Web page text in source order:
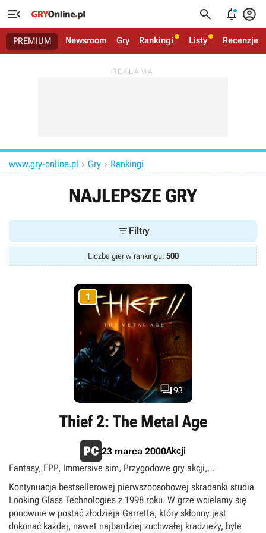
   
PREMIUM Newsroom Gry Rankingi Listy Recenzje
www.gry-online.pl  Gry  Rankingi
NAJLEPSZE GRY
 Filtry
Liczba gier w rankingu: 500
1
93
Thief 2: The Metal Age
23 marca 2000Akcji
Fantasy, FPP, Immersive sim, Przygodowe gry akcji,
Singleplayer, Skradanki, Steampunk
Kontynuacja bestsellerowej pierwszoosobowej skradanki studia
Looking Glass Technologies z 1998 roku. W grze wcielamy się
ponownie w postać złodzieja Garretta, który skłonny jest
dokonać każdej, nawet najbardziej zuchwałej kradzieży, byle